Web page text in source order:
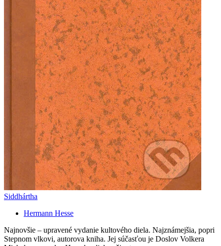
Siddhártha
Hermann Hesse
Najnovšie – upravené vydanie kultového diela. Najznámejšia, popri
Stepnom vlkovi, autorova kniha. Jej súčasťou je Doslov Volkera